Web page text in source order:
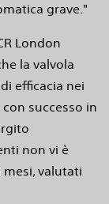
grave."
London
la valvola
efficacia nei
successo in
non vi è
valutati